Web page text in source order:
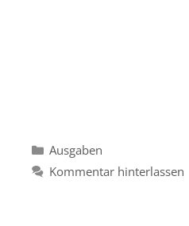
Kategorien
Ausgaben
Kommentar hinterlassen